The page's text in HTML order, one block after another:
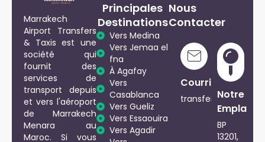
Marrakech
Airport Transfers
& Taxis est une
société qui
fournit des
services de
transport depuis
et vers l'aéroport
de Marrakech
Menara au
Maroc. Si vous
Principales
Destinations
Vers Medina
Vers Jemaa el
fna
À Agafay
Vers
Casablanca
Vers Gueliz
Vers Essaouira
Vers Agadir
Nous
Contacter
Téléphone
+212
Courriel
Notre
BP
13201,